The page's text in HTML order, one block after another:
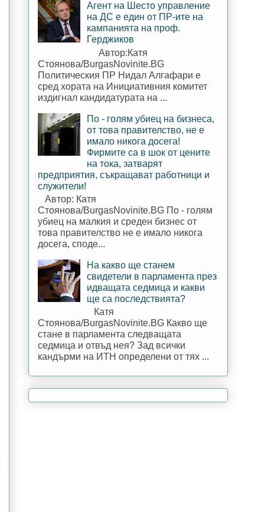
Агент на Шесто управление
на ДС е един от ПР-ите на
кампанията на проф.
Герджиков
Автор:Катя
Стоянова/BurgasNovinite.BG
Политическия ПР Нидал Алгафари е
сред хората на Инициативния комитет
издигнал кандидатурата на ...
По - голям убиец на бизнеса,
от това правителство, не е
имало никога досега!
Фирмите са в шок от цените
на тока, затварят
предприятия, съкращават работници и
служители!
Автор: Катя
Стоянова/BurgasNovinite.BG По - голям
убиец на малкия и среден бизнес от
това правителство не е имало никога
досега, споде...
На какво ще станем
свидетели в парламента през
идващата седмица и какви
ще са последствията?
Катя
Стоянова/BurgasNovinite.BG Какво ще
стане в парламента следващата
седмица и отвъд нея? Зад всички
кандърми на ИТН определени от тях ...